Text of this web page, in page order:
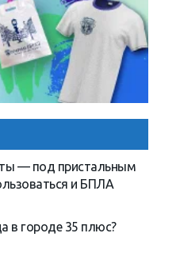
— под пристальным
и БПЛА
в городе 35 плюс?